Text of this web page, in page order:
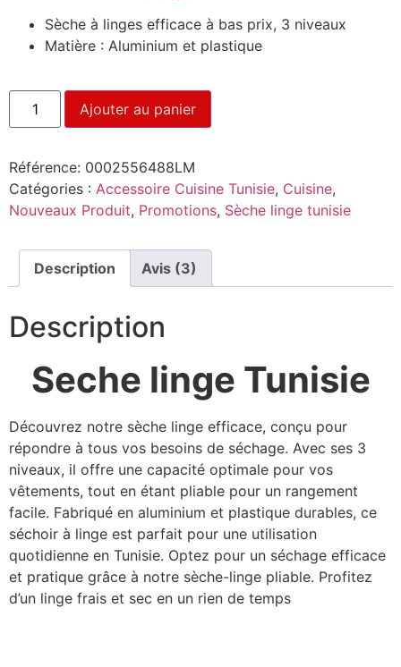
Sèche à linges efficace à bas prix, 3 niveaux
Matière : Aluminium et plastique
Ajouter au panier
Référence: 0002556488LM
Catégories : Accessoire Cuisine Tunisie, Cuisine,
Nouveaux Produit, Promotions, Sèche linge tunisie
Description Avis (3)
Description
Seche linge Tunisie
Découvrez notre sèche linge efficace, conçu pour
répondre à tous vos besoins de séchage. Avec ses 3
niveaux, il offre une capacité optimale pour vos
vêtements, tout en étant pliable pour un rangement
facile. Fabriqué en aluminium et plastique durables, ce
séchoir à linge est parfait pour une utilisation
quotidienne en Tunisie. Optez pour un séchage efficace
et pratique grâce à notre sèche-linge pliable. Profitez
d’un linge frais et sec en un rien de temps